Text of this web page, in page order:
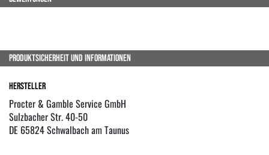
PRODUKTSICHERHEIT UND INFORMATIONEN
Hersteller
Procter & Gamble Service GmbH
Sulzbacher Str. 40-50
DE 65824 Schwalbach am Taunus